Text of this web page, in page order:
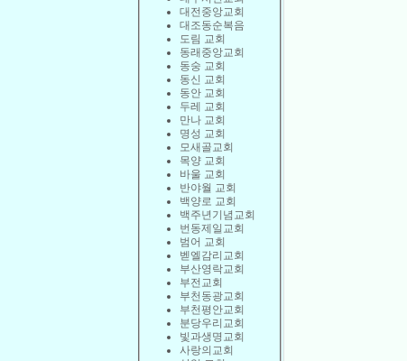
대전중앙교회
대조동순복음
도림 교회
동래중앙교회
동숭 교회
동신 교회
동안 교회
두레 교회
만나 교회
명성 교회
모새골교회
목양 교회
바울 교회
반야월 교회
백양로 교회
백주년기념교회
번동제일교회
범어 교회
벧엘감리교회
부산영락교회
부전교회
부천동광교회
부천평안교회
분당우리교회
빛과생명교회
사랑의교회